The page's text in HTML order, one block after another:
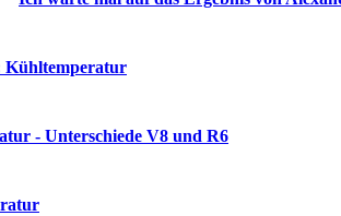
Kühltemperatur
- Unterschiede V8 und R6